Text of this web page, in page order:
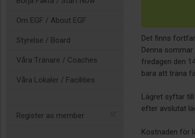
Om EGF / About EGF
Styrelse / Board
Våra Tränare / Coaches
Våra Lokaler / Facilities
Register as member
Det finns
Denna sommar
fredagen den
bara att träna
Lägret syftar
efter avslutat
Kostnaden för